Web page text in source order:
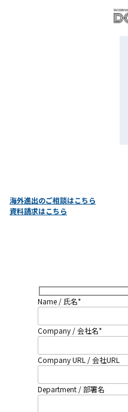
海外進出のご相談はこちら
資料請求はこちら
Name / 氏名*
Company / 会社名*
Company URL / 会社URL
Department / 部署名